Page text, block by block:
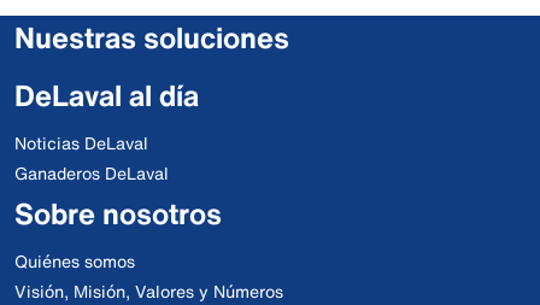
Nuestras soluciones
DeLaval al día
Noticias DeLaval
Ganaderos DeLaval
Sobre nosotros
Quiénes somos
Visión, Misión, Valores y Números